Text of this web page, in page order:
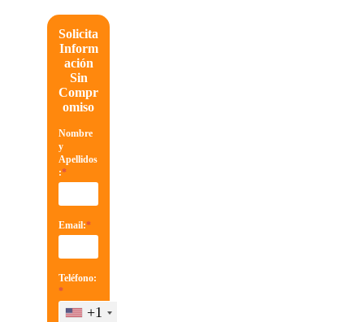
Solicita
Inform
ación
Sin
Compr
omiso
Nombre
y
Apellidos
:*
Email:*
Teléfono:
*
+1